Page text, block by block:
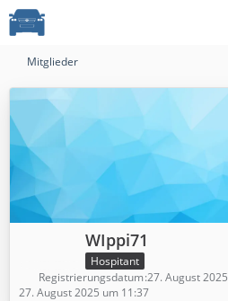
Mitglieder
WIppi71
Hospitant
Registrierungsdatum 27. August 2025
27. August 2025 um 11:37